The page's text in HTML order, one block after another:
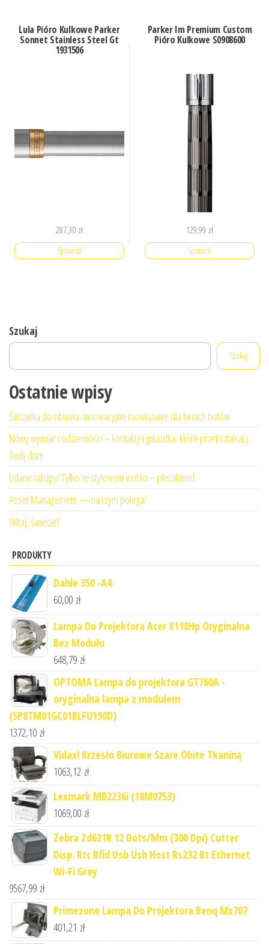
Lula Pióro Kulkowe Parker
Sonnet Stainless Steel Gt
1931506
287,30 zł
Sprawdź
Parker Im Premium Custom
Pióro Kulkowe S0908600
129,99 zł
Sprawdź
Szukaj
Szukaj
Ostatnie wpisy
Suszarka do obuwia: innowacyjne rozwiązanie dla twoich butów
Nowy wymiar codzienności – kontakty i gniazdka, które przekształcają
Twój dom
Udane zakupy? Tylko ze stylowym worko – plecakiem!
Asset Management — na czym polega?
Witaj, świecie!
PRODUKTY
Dahle 350 -A4
60,00 zł
Lampa Do Projektora Acer X118Hp Oryginalna
Bez Modułu
648,79 zł
OPTOMA Lampa do projektora GT760A -
oryginalna lampa z modułem
(SP8TM01GC01BLFU190D)
1372,10 zł
Vidaxl Krzesło Biurowe Szare Obite Tkaniną
1063,12 zł
Lexmark MB2236i (18M0753)
1069,00 zł
Zebra Zd621R 12 Dots/Mm (300 Dpi) Cutter
Disp. Rtc Rfid Usb Usb Host Rs232 Bt Ethernet
Wi-Fi Grey
9567,99 zł
Primezone Lampa Do Projektora Benq Mx707
401,21 zł